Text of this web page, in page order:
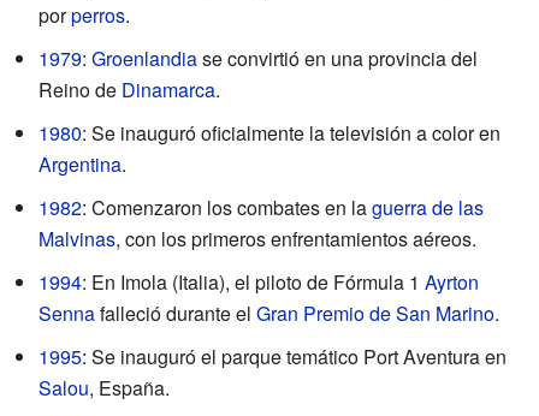
porperros.
1979: Groenlandiase convirtió en una provincia del
Reino de Dinamarca.
1980: Se inauguró oficialmente la televisión a color en
Argentina.
1982: Comenzaron los combates en laguerra de las
Malvinas, con los primeros enfrentamientos aéreos.
1994: En Imola (Italia), el piloto de Fórmula 1 Ayrton
Sennafalleció durante el Gran Premio de San Marino.
1995: Se inauguró el parque temático Port Aventura en
Salou, España.